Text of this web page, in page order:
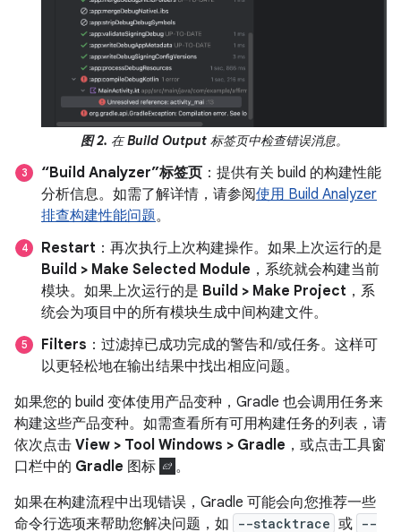
图 2. 在Build Output标签页中检查错误消息。
“Build Analyzer”标签页 ：提供有关 build 的构建性能
分析信息。如需了解详情，请参阅使用 Build Analyzer
排查构建性能问题。
Restart ：再次执行上次构建操作。如果上次运行的是
Build > Make Selected Module ，系统就会构建当前
模块。如果上次运行的是 Build > Make Project ，系
统会为项目中的所有模块生成中间构建文件。
Filters ：过滤掉已成功完成的警告和/或任务。这样可
以更轻松地在输出结果中找出相应问题。
如果您的 build 变体使用产品变种，Gradle 也会调用任务来
构建这些产品变种。如需查看所有可用构建任务的列表，请
依次点击 View > Tool Windows > Gradle ，或点击工具窗
口栏中的 Gradle 图标
。
如果在构建流程中出现错误，Gradle 可能会向您推荐一些
命令行选项来帮助您解决问题，如
--stacktrace 或 --